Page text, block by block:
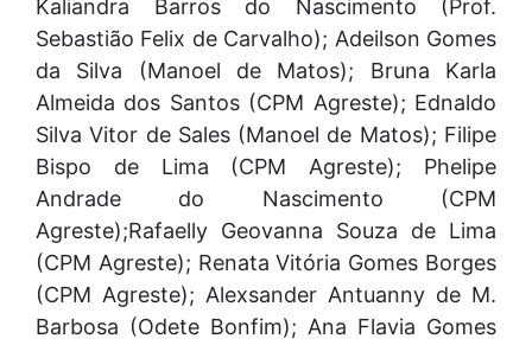
Kaliandra Barros do Nascimento (Prof.
Sebastião Felix de Carvalho); Adeilson Gomes
da Silva (Manoel de Matos); Bruna Karla
Almeida dos Santos (CPM Agreste); Ednaldo
Silva Vitor de Sales (Manoel de Matos); Filipe
Bispo de Lima (CPM Agreste); Phelipe
Andrade do Nascimento (CPM
Agreste);Rafaelly Geovanna Souza de Lima
(CPM Agreste); Renata Vitória Gomes Borges
(CPM Agreste); Alexsander Antuanny de M.
Barbosa (Odete Bonfim); Ana Flavia Gomes